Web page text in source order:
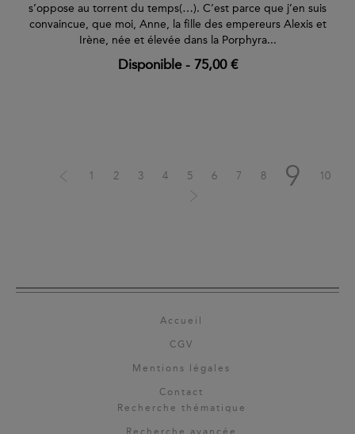
s’oppose au torrent du temps(…). C’est parce que j’en suis
convaincue, que moi, Anne, la fille des empereurs Alexis et
Irène, née et élevée dans la Porphyra...
Disponible- 75,00 €
1 2 3 4 5 6 7 8 9 10
Accueil
CGV
Mentions légales
Contact
Recherche thématique
Recherche avancée